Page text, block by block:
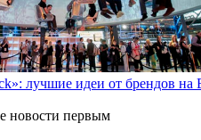
лучшие идеи от брендов
новости первым